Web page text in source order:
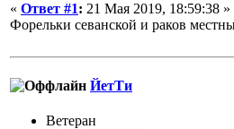
« Ответ #1: 21 Мая 2019, 18:59:38 »
Форельки севанской и раков
ЙетТи
Ветеран